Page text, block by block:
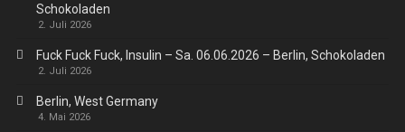
Schokoladen
2. Juli 2026
Fuck Fuck Fuck, Insulin – Sa. 06.06.2026 – Berlin, Schokoladen
2. Juli 2026
Berlin, West Germany
4. Mai 2026